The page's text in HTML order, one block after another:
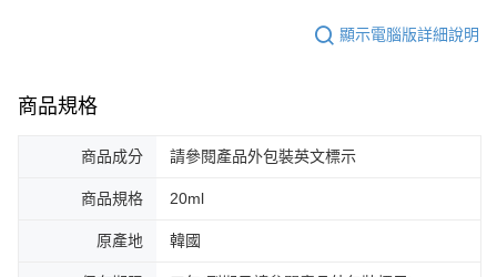
顯示電腦版詳細說明
商品規格
商品成分 請參閱產品外包裝英文標示
商品規格 20ml
原產地 韓國